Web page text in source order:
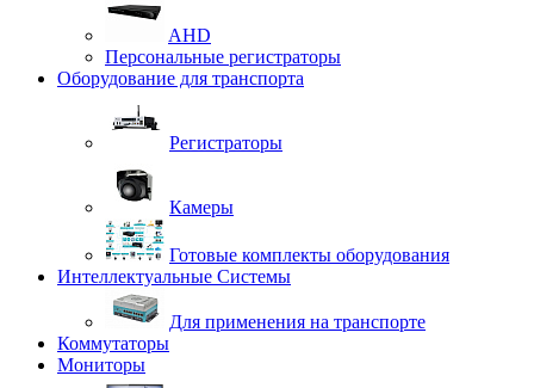
AHD
Персональные регистраторы
Оборудование для транспорта
Регистраторы
Камеры
Готовые комплекты оборудования
Интеллектуальные Системы
Для применения на транспорте
Коммутаторы
Мониторы